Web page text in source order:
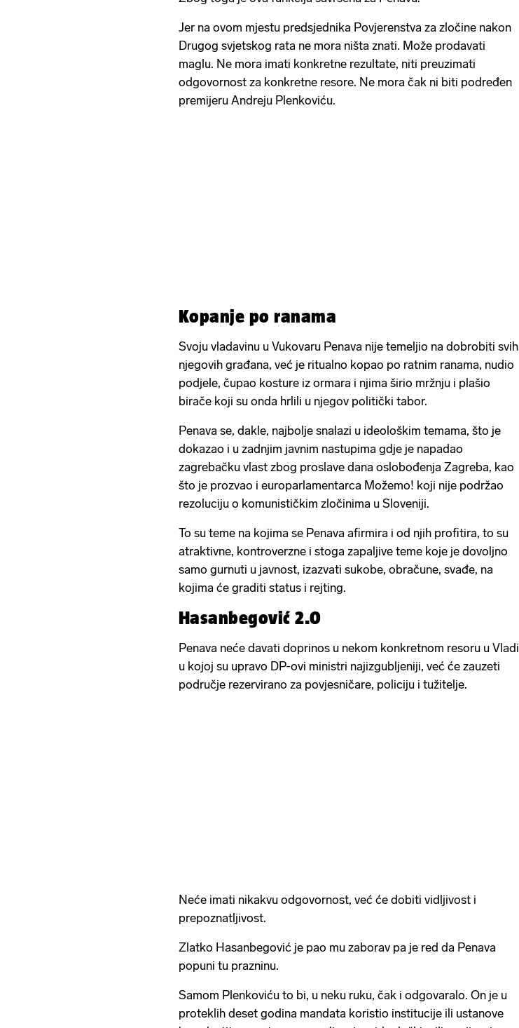
Jer na ovom mjestu predsjednika Povjerenstva za zločine nakon
Drugog svjetskog rata ne mora ništa znati. Može prodavati
maglu. Ne mora imati konkretne rezultate, niti preuzimati
odgovornost za konkretne resore. Ne mora čak ni biti podređen
premijeru Andreju Plenkoviću.
Kopanje po ranama
Svoju vladavinu u Vukovaru Penava nije temeljio na dobrobiti svih
njegovih građana, već je ritualno kopao po ratnim ranama, nudio
podjele, čupao kosture iz ormara i njima širio mržnju i plašio
birače koji su onda hrlili u njegov politički tabor.
Penava se, dakle, najbolje snalazi u ideološkim temama, što je
dokazao i u zadnjim javnim nastupima gdje je napadao
zagrebačku vlast zbog proslave dana oslobođenja Zagreba, kao
što je prozvao i europarlamentarca Možemo! koji nije podržao
rezoluciju o komunističkim zločinima u Sloveniji.
To su teme na kojima se Penava afirmira i od njih profitira, to su
atraktivne, kontroverzne i stoga zapaljive teme koje je dovoljno
samo gurnuti u javnost, izazvati sukobe, obračune, svađe, na
kojima će graditi status i rejting.
Hasanbegović 2.0
Penava neće davati doprinos u nekom konkretnom resoru u Vladi
u kojoj su upravo DP-ovi ministri najizgubljeniji, već će zauzeti
područje rezervirano za povjesničare, policiju i tužitelje.
Neće imati nikakvu odgovornost, već će dobiti vidljivost i
prepoznatljivost.
Zlatko Hasanbegović je pao mu zaborav pa je red da Penava
popuni tu prazninu.
Samom Plenkoviću to bi, u neku ruku, čak i odgovaralo. On je u
proteklih deset godina mandata koristio institucije ili ustanove